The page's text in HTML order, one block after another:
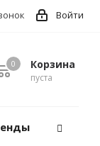
Войти
Корзина
пуста
0